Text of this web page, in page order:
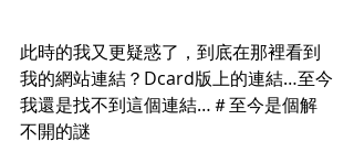
此時的我又更疑惑了，到底在那裡看到
我的網站連結？Dcard版上的連結…至今
我還是找不到這個連結…＃至今是個解
不開的謎